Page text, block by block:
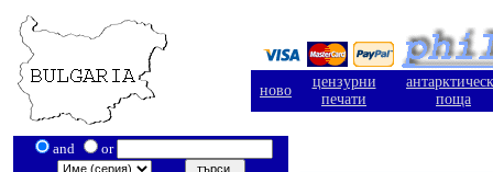
ново
цензурни
печати
поща
and or